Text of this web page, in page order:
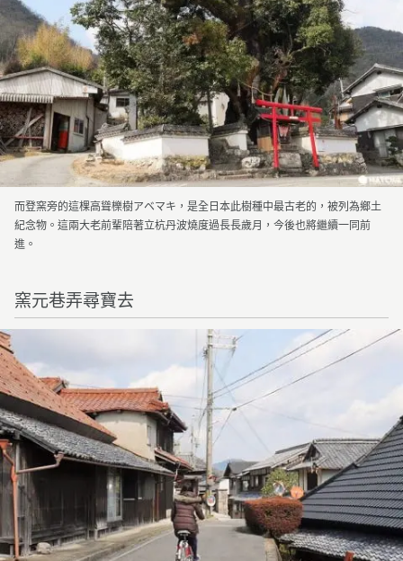
而登窯旁的這棵高聳櫟樹アベマキ，是全日本此樹種中最古老的，被列為鄉土
紀念物。這兩大老前輩陪著立杭丹波燒度過長長歲月，今後也將繼續一同前
進。
窯元巷弄尋寶去